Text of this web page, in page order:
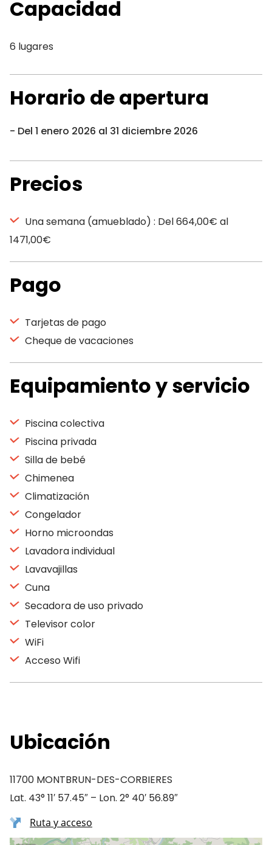
Capacidad
6 lugares
Horario de apertura
Del 1 enero 2026 al 31 diciembre 2026
Precios
Una semana (amueblado) : Del 664,00€ al
1471,00€
Pago
Tarjetas de pago
Cheque de vacaciones
Equipamiento y servicio
Piscina colectiva
Piscina privada
Silla de bebé
Chimenea
Climatización
Congelador
Horno microondas
Lavadora individual
Lavavajillas
Cuna
Secadora de uso privado
Televisor color
WiFi
Acceso Wifi
Ubicación
11700 MONTBRUN-DES-CORBIERES
Lat. 43° 11′ 57.45″ – Lon. 2° 40′ 56.89″
Ruta y acceso